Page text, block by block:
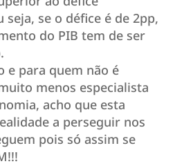
seja, se o défice é de 2pp,
do PIB tem de ser
e para quem não é
menos especialista
acho que esta
a perseguir nos
pois só assim se